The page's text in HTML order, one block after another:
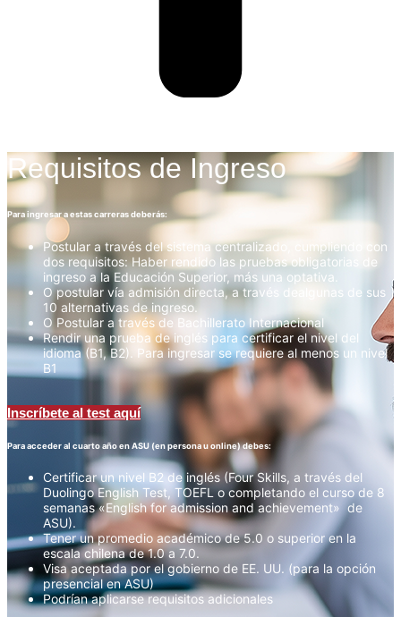
Requisitos de Ingreso
Para ingresar a estas carreras deberás:
Postular a través del sistema centralizado, cumpliendo con
dos requisitos: Haber rendido las pruebas obligatorias de
ingreso a la Educación Superior, más una optativa.
O postular vía admisión directa, a través dealgunas de sus
10 alternativas de ingreso.
O Postular a través de Bachillerato Internacional
Rendir una prueba de inglés para certificar el nivel del
idioma (B1, B2). Para ingresar se requiere al menos un nivel
B1
Inscríbete al test aquí
Para acceder al cuarto año en ASU (en persona u online) debes:
Certificar un nivel B2 de inglés (Four Skills, a través del
Duolingo English Test, TOEFL o completando el curso de 8
semanas «English for admission and achievement» de
ASU).
Tener un promedio académico de 5.0 o superior en la
escala chilena de 1.0 a 7.0.
Visa aceptada por el gobierno de EE. UU. (para la opción
presencial en ASU)
Podrían aplicarse requisitos adicionales